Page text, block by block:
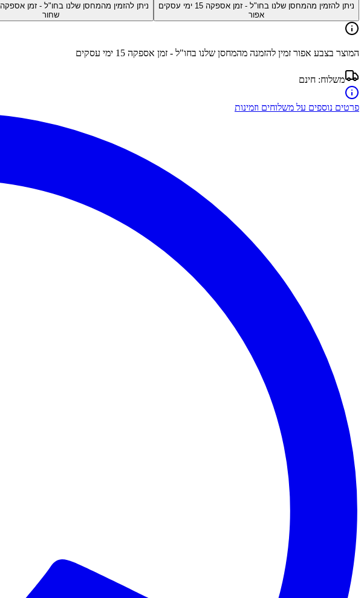
ניתן להזמין מהמחסן שלנו בחו"ל - זמן אספקה 15 ימי עסקים
אפור
ניתן להזמין מהמחסן שלנו בחו"ל - זמן אספקה
שחור
המוצר בצבע אפור זמין להזמנה מהמחסן שלנו בחו"ל - זמן אספקה 15 ימי עסקים
משלוח: חינם
פרטים נוספים על משלוחים וזמינות